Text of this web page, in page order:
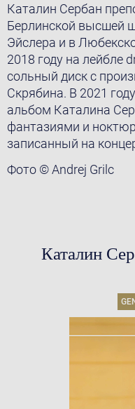
Каталин Сербан
Берлинской высшей
Эйслера и в
2018 году на лейбле
сольный диск с
Скрябина. В 2021
альбом Каталина
фантазиями и
записанный на
Фото © Andrej Grilc
Каталин